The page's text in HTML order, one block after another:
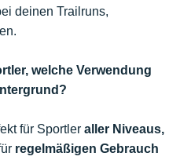
deinen Trailruns,
welche Verwendung
für Sportler aller Niveaus,
regelmäßigen Gebrauch